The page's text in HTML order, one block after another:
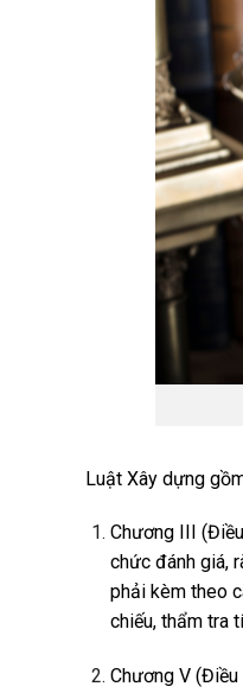
Luật Xây dựng
Chương III
chức đánh giá,
phải kèm theo
chiếu, thẩm tra
Chương V